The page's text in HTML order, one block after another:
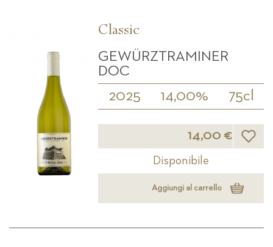
Classic
GEWÜRZTRAMINER
DOC
2025 14,00% 75cl
14,00 €
Disponibile
Aggiungi al carrello